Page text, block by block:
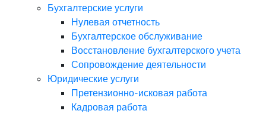
Бухгалтерские услуги
Нулевая отчетность
Бухгалтерское обслуживание
Восстановление бухгалтерского учета
Сопровождение деятельности
Юридические услуги
Претензионно-исковая работа
Кадровая работа